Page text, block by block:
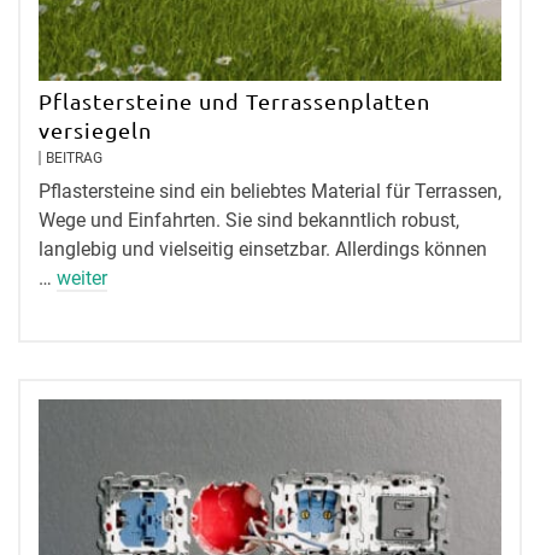
Pflastersteine und Terrassenplatten
versiegeln
BEITRAG
Pflastersteine sind ein beliebtes Material für Terrassen,
Wege und Einfahrten. Sie sind bekanntlich robust,
langlebig und vielseitig einsetzbar. Allerdings können
… weiter